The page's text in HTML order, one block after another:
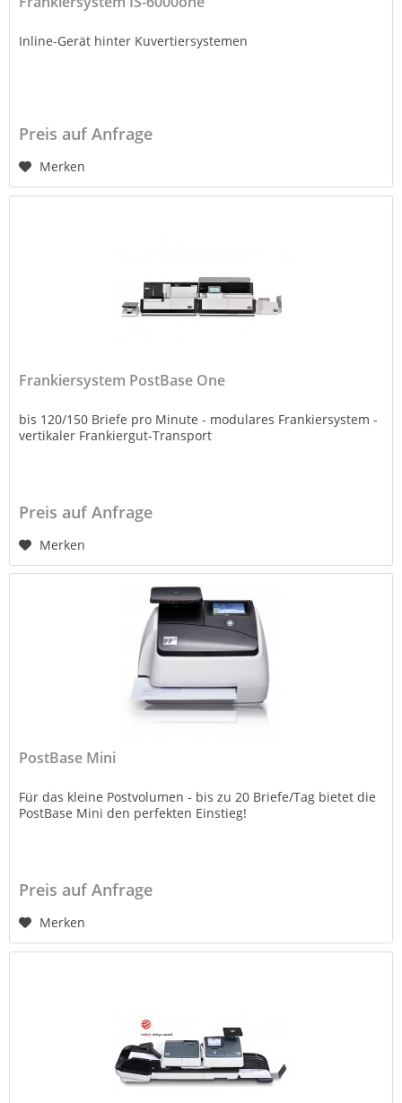
Inline-Gerät hinter Kuvertiersystemen
Preis auf Anfrage
Merken
Frankiersystem PostBase One
bis 120/150 Briefe pro Minute - modulares Frankiersystem -
vertikaler Frankiergut-Transport
Preis auf Anfrage
Merken
PostBase Mini
Für das kleine Postvolumen - bis zu 20 Briefe/Tag bietet die
PostBase Mini den perfekten Einstieg!
Preis auf Anfrage
Merken